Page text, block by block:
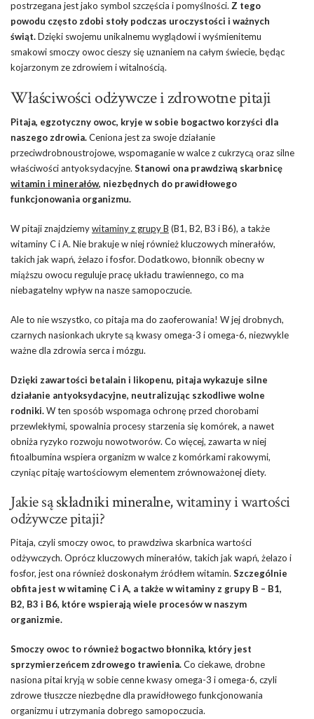
postrzegana jest jako symbol szczęścia i pomyślności. Z tego
powodu często zdobi stoły podczas uroczystości i ważnych
świąt.Dzięki swojemu unikalnemu wyglądowi i wyśmienitemu
smakowi smoczy owoc cieszy się uznaniem na całym świecie, będąc
kojarzonym ze zdrowiem i witalnością.
Właściwości odżywcze i zdrowotne pitaji
Pitaja, egzotyczny owoc, kryje w sobie bogactwo korzyści dla
naszego zdrowia.Ceniona jest za swoje działanie
przeciwdrobnoustrojowe, wspomaganie w walce z cukrzycą oraz silne
właściwości antyoksydacyjne. Stanowi ona prawdziwą skarbnicę
witamin i minerałów, niezbędnych do prawidłowego
funkcjonowania organizmu.
W pitaji znajdziemywitaminy z grupy B (B1, B2, B3 i B6), a także
witaminy C i A. Nie brakuje w niej również kluczowych minerałów,
takich jak wapń, żelazo i fosfor. Dodatkowo, błonnik obecny w
miąższu owocu reguluje pracę układu trawiennego, co ma
niebagatelny wpływ na nasze samopoczucie.
Ale to nie wszystko, co pitaja ma do zaoferowania! W jej drobnych,
czarnych nasionkach ukryte są kwasy omega-3 i omega-6, niezwykle
ważne dla zdrowia serca i mózgu.
Dzięki zawartości betalain i likopenu, pitaja wykazuje silne
działanie antyoksydacyjne, neutralizując szkodliwe wolne
rodniki.W ten sposób wspomaga ochronę przed chorobami
przewlekłymi, spowalnia procesy starzenia się komórek, a nawet
obniża ryzyko rozwoju nowotworów. Co więcej, zawarta w niej
fitoalbumina wspiera organizm w walce z komórkami rakowymi,
czyniąc pitaję wartościowym elementem zrównoważonej diety.
Jakie sąskładniki mineralne, witaminy i wartości
odżywcze pitaji?
Pitaja, czyli smoczy owoc, to prawdziwa skarbnica wartości
odżywczych. Oprócz kluczowych minerałów, takich jak wapń, żelazo i
fosfor, jest ona również doskonałym źródłem witamin. Szczególnie
obfita jest w witaminę C i A, a także w witaminy z grupy B – B1,
B2, B3 i B6, które wspierają wiele procesów w naszym
organizmie.
Smoczy owoc to również bogactwo błonnika, który jest
sprzymierzeńcem zdrowego trawienia.Co ciekawe, drobne
nasiona pitai kryją w sobie cenne kwasy omega-3 i omega-6, czyli
zdrowe tłuszcze niezbędne dla prawidłowego funkcjonowania
organizmu i utrzymania dobrego samopoczucia.